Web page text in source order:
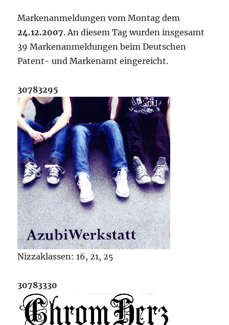
Markenanmeldungen vom Montag dem
24.12.2007. An diesem Tag wurden insgesamt
39 Markenanmeldungen beim Deutschen
Patent- und Markenamt eingereicht.
30783295
Nizzaklassen: 16, 21, 25
30783330